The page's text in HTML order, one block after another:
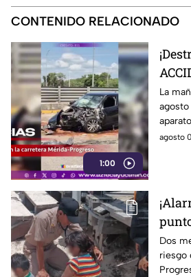
CONTENIDO RELACIONADO
1:00
La
agosto
Dos
riesgo